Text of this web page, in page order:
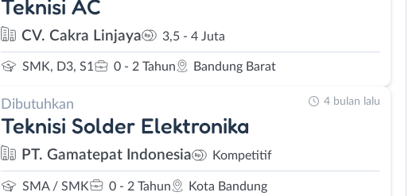
Teknisi AC
CV. Cakra Linjaya 3,5 - 4 Juta
SMK, D3, S1 0 - 2 Tahun Bandung Barat
Dibutuhkan
Teknisi Solder Elektronika
PT. Gamatepat Indonesia Kompetitif
SMA / SMK 0 - 2 Tahun Kota Bandung
4 bulan lalu